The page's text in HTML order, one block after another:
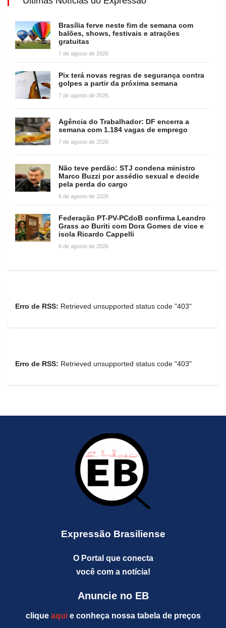
Brasília ferve neste fim de semana com
balões, shows, festivais e atrações
gratuitas
7 de agosto de 2026
Pix terá novas regras de segurança contra
golpes a partir da próxima semana
7 de agosto de 2026
Agência do Trabalhador: DF encerra a
semana com 1.184 vagas de emprego
7 de agosto de 2026
Não teve perdão: STJ condena ministro
Marco Buzzi por assédio sexual e decide
pela perda do cargo
6 de agosto de 2026
Federação PT-PV-PCdoB confirma Leandro
Grass ao Buriti com Dora Gomes de vice e
isola Ricardo Cappelli
6 de agosto de 2026
Erro de RSS: Retrieved unsupported status code "403"
Erro de RSS: Retrieved unsupported status code "403"
Expressão Brasiliense
O Portal que conecta
você com a notícia!
Anuncie no EB
clique aquie conheça nossa tabela de preços